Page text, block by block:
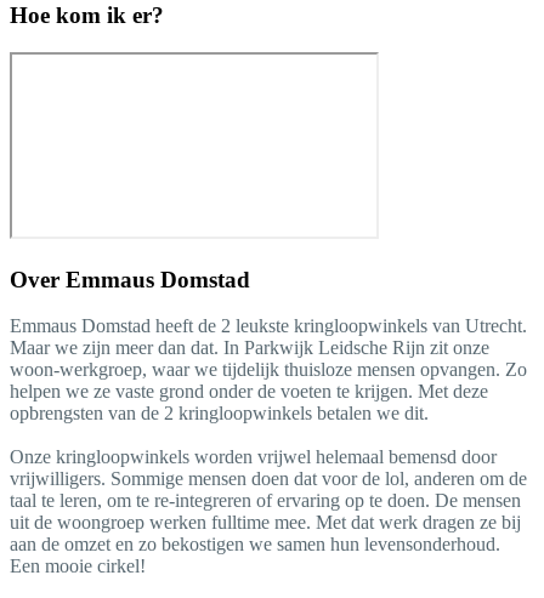
Hoe kom ik er?
Over Emmaus Domstad
Emmaus Domstad heeft de 2 leukste kringloopwinkels van Utrecht.
Maar we zijn meer dan dat. In Parkwijk Leidsche Rijn zit onze
woon-werkgroep, waar we tijdelijk thuisloze mensen opvangen. Zo
helpen we ze vaste grond onder de voeten te krijgen. Met deze
opbrengsten van de 2 kringloopwinkels betalen we dit.
Onze kringloopwinkels worden vrijwel helemaal bemensd door
vrijwilligers. Sommige mensen doen dat voor de lol, anderen om de
taal te leren, om te re-integreren of ervaring op te doen. De mensen
uit de woongroep werken fulltime mee. Met dat werk dragen ze bij
aan de omzet en zo bekostigen we samen hun levensonderhoud.
Een mooie cirkel!